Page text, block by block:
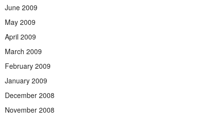
June 2009
May 2009
April 2009
March 2009
February 2009
January 2009
December 2008
November 2008